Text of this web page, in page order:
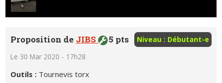
Niveau : Débutant-e
Proposition de JIBS 5 pts
Le 30 Mar 2020 - 17h28
Outils : Tournevis torx